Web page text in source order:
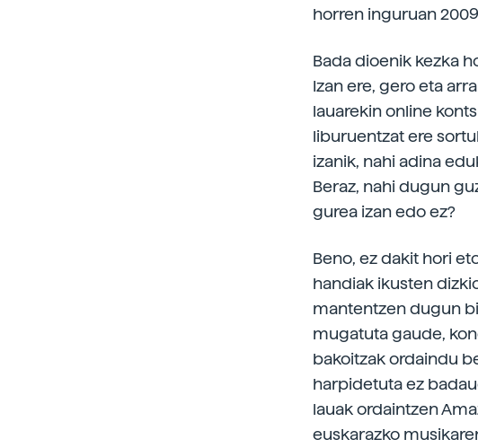
horren inguruan
Bada dioenik kezka
Izan ere, gero eta
lauarekin online
liburuentzat ere
izanik, nahi adina
Beraz, nahi dugun
gurea izan edo ez?
Beno, ez dakit hori
handiak ikusten
mantentzen dugun
mugatuta gaude,
bakoitzak ordaindu
harpidetuta ez
lauak ordaintzen
euskarazko